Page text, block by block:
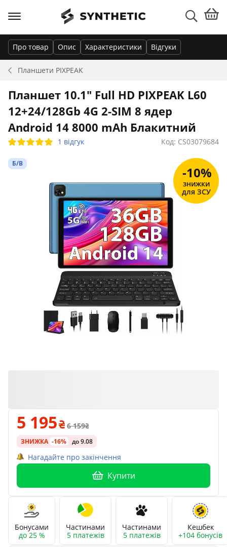
Планшети PIXPEAK
Про товар Опис Характеристики Відгуки
Планшет 10.1" Full HD PIXPEAK L60
12+24/128Gb 4G 2-SIM 8 ядер
Android 14 8000 mAh Блакитний
1 відгук Код: CS03079684
Б/В
-10%
знижки
для ЗСУ
5 195 6 159
ЗНИЖКА -16% до 9.08
Нагадайте про закінчення
Купити
Бонусами
до 25 %
Частинами
5 платежів
Частинами
5 платежів
Кешбек
+104 бонусів